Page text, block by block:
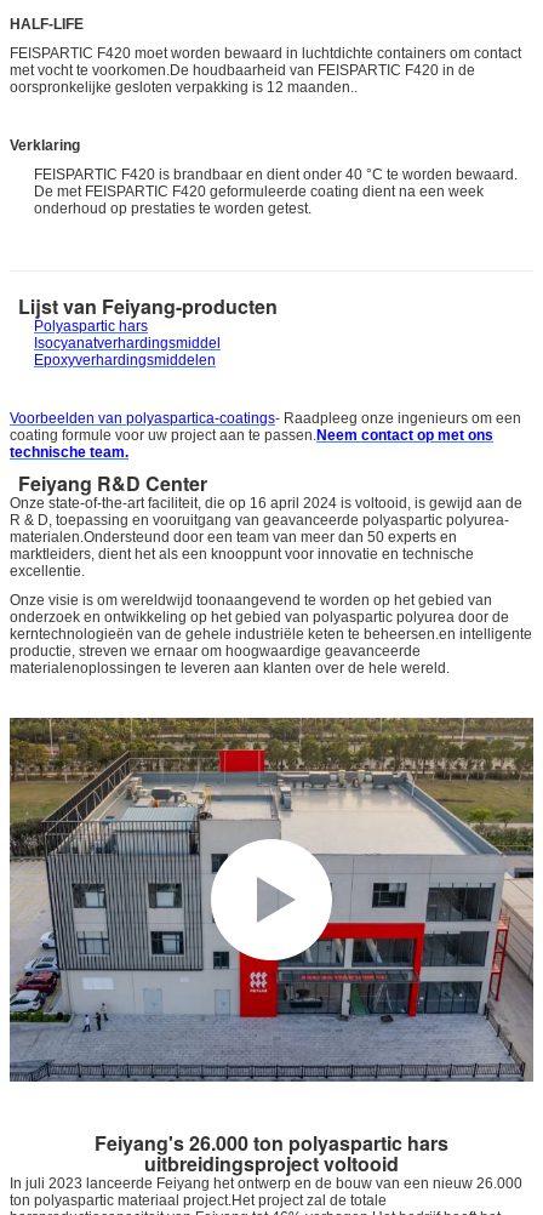
HALF-LIFE
FEISPARTIC F420 moet worden bewaard in luchtdichte containers om contact
met vocht te voorkomen.De houdbaarheid van FEISPARTIC F420 in de
oorspronkelijke gesloten verpakking is 12 maanden..
Verklaring
FEISPARTIC F420 is brandbaar en dient onder 40 °C te worden bewaard.
De met FEISPARTIC F420 geformuleerde coating dient na een week
onderhoud op prestaties te worden getest.
Lijst van Feiyang-producten
Polyaspartic hars
Isocyanatverhardingsmiddel
Epoxyverhardingsmiddelen
Voorbeelden van polyaspartica-coatings- Raadpleeg onze ingenieurs om een
coating formule voor uw project aan te passen.Neem contact op met ons
technische team.
Feiyang R&D Center
Onze state-of-the-art faciliteit, die op 16 april 2024 is voltooid, is gewijd aan de
R & D, toepassing en vooruitgang van geavanceerde polyaspartic polyurea-
materialen.Ondersteund door een team van meer dan 50 experts en
marktleiders, dient het als een knooppunt voor innovatie en technische
excellentie.
Onze visie is om wereldwijd toonaangevend te worden op het gebied van
onderzoek en ontwikkeling op het gebied van polyaspartic polyurea door de
kerntechnologieën van de gehele industriële keten te beheersen.en intelligente
productie, streven we ernaar om hoogwaardige geavanceerde
materialenoplossingen te leveren aan klanten over de hele wereld.
Feiyang's 26.000 ton polyaspartic hars
uitbreidingsproject voltooid
In juli 2023 lanceerde Feiyang het ontwerp en de bouw van een nieuw 26.000
ton polyaspartic materiaal project.Het project zal de totale